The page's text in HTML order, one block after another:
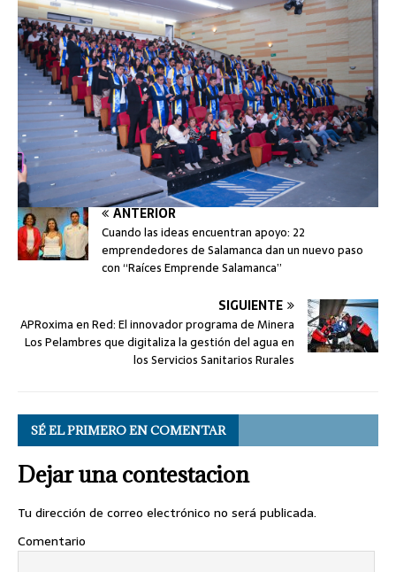
ANTERIOR
Cuando las ideas encuentran apoyo: 22
emprendedores de Salamanca dan un nuevo paso
con “Raíces Emprende Salamanca”
SIGUIENTE
APRoxima en Red: El innovador programa de Minera
Los Pelambres que digitaliza la gestión del agua en
los Servicios Sanitarios Rurales
SÉ EL PRIMERO EN COMENTAR
Dejar una contestacion
Tu dirección de correo electrónico no será publicada.
Comentario